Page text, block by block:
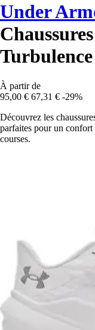
Under
À partir de
95,00 € 67,31 € -29%
Découvrez les
parfaites pour un
courses.